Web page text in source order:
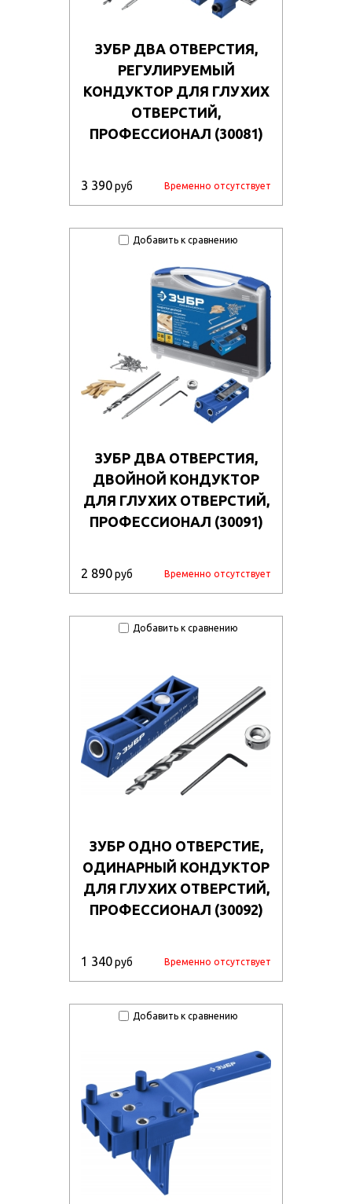
ЗУБР ДВА ОТВЕРСТИЯ,
РЕГУЛИРУЕМЫЙ
КОНДУКТОР ДЛЯ ГЛУХИХ
ОТВЕРСТИЙ,
ПРОФЕССИОНАЛ (30081)
3 390руб Временно отсутствует
Добавить к сравнению
ЗУБР ДВА ОТВЕРСТИЯ,
ДВОЙНОЙ КОНДУКТОР
ДЛЯ ГЛУХИХ ОТВЕРСТИЙ,
ПРОФЕССИОНАЛ (30091)
2 890руб Временно отсутствует
Добавить к сравнению
ЗУБР ОДНО ОТВЕРСТИЕ,
ОДИНАРНЫЙ КОНДУКТОР
ДЛЯ ГЛУХИХ ОТВЕРСТИЙ,
ПРОФЕССИОНАЛ (30092)
1 340руб Временно отсутствует
Добавить к сравнению